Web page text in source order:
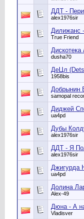
ДДТ -
alex1976sir
Дилижанс
True Friend
Дискотека
dusha70
ДеЦл
1958bis
Добрынин
samopal
Диджей
ua4pd
Дубы
alex1976sir
ДДТ - Я
alex1976sir
Джигурда
ua4pd
Долина
Alex-49
Дюна - А
Vladisver